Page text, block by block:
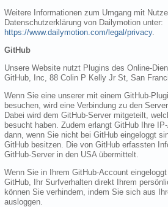
Weitere Informationen zum Umgang mit
Datenschutzerklärung von Dailymotion unter:
https://www.dailymotion.com/legal/privacy.
GitHub
Unsere Website nutzt Plugins des Online-
GitHub, Inc, 88 Colin P Kelly Jr St, San
Wenn Sie eine unserer mit einem GitHub-
besuchen, wird eine Verbindung zu den
Dabei wird dem GitHub-Server mitgeteilt,
besucht haben. Zudem erlangt GitHub Ihre
dann, wenn Sie nicht bei GitHub eingeloggt
GitHub besitzen. Die von GitHub erfassten
GitHub-Server in den USA übermittelt.
Wenn Sie in Ihrem GitHub-Account
GitHub, Ihr Surfverhalten direkt Ihrem
können Sie verhindern, indem Sie sich aus
ausloggen.